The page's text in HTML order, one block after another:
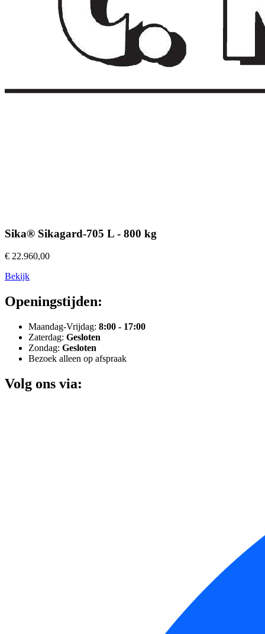
Sika® Sikagard-705 L - 800 kg
€ 22.960,00
Bekijk
Openingstijden:
Maandag-Vrijdag: 8:00 - 17:00
Zaterdag: Gesloten
Zondag: Gesloten
Bezoek alleen op afspraak
Volg ons via: